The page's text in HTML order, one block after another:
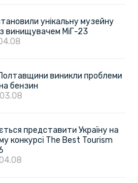
унікальну музейну
винищувачем МіГ-23
виникли проблеми
бензин
03.08
представити Україну на
конкурсі The Best Tourism
04.08